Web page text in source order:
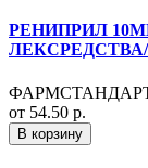
РЕНИПРИЛ
ЛЕКСРЕДСТВА/
от 54.50 р.
В корзину